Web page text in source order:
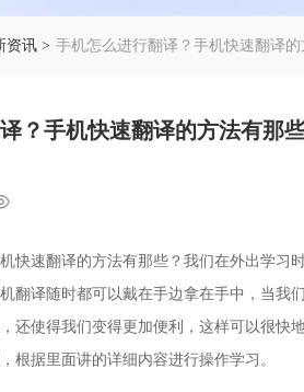
资讯 > 手机怎么进行翻译？手机快速翻译
？手机快速翻译的方法有那
快速翻译的方法有那些？我们在外出学
翻译随时都可以戴在手边拿在手中，当
还使得我们变得更加便利，这样可以很
根据里面讲的详细内容进行操作学习。